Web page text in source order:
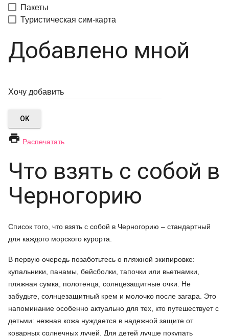
Пакеты
Туристическая сим-карта
Добавлено мной
OK
 Распечатать
Что взять с собой в
Черногорию
Список того, что взять с собой в Черногорию – стандартный
для каждого морского курорта.
В первую очередь позаботьтесь о пляжной экипировке:
купальники, панамы, бейсболки, тапочки или вьетнамки,
пляжная сумка, полотенца, солнцезащитные очки. Не
забудьте, солнцезащитный крем и молочко после загара. Это
напоминание особенно актуально для тех, кто путешествует с
детьми: нежная кожа нуждается в надежной защите от
коварных солнечных лучей. Для детей лучше покупать